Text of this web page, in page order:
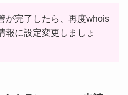
が完了したら、再度whois
報に設定変更しましょ